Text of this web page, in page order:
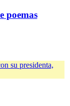
poemas